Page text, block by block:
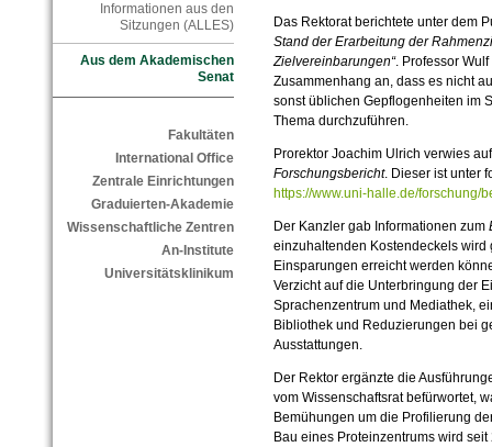
Informationen aus den
Sitzungen (ALLES)
Aus dem Akademischen
Senat
Fakultäten
International Office
Zentrale Einrichtungen
Graduierten-Akademie
Wissenschaftliche Zentren
An-Institute
Universitätsklinikum
Das Rektorat berichtete unter dem
Stand der Erarbeitung der
Zielvereinbarungen“. Professor
Zusammenhang an, dass es nicht
sonst üblichen Gepflogenheiten im
Thema durchzuführen.
Prorektor Joachim Ulrich verwies
Forschungsbericht. Dieser ist unter
https://www.uni-halle.de/forschung/
Der Kanzler gab Informationen zum
einzuhaltenden Kostendeckels
Einsparungen erreicht werden
Verzicht auf die Unterbringung der
Sprachenzentrum und Mediathek,
Bibliothek und Reduzierungen bei
Ausstattungen.
Der Rektor ergänzte die
vom Wissenschaftsrat befürwortet,
Bemühungen um die Profilierung
Bau eines Proteinzentrums wird